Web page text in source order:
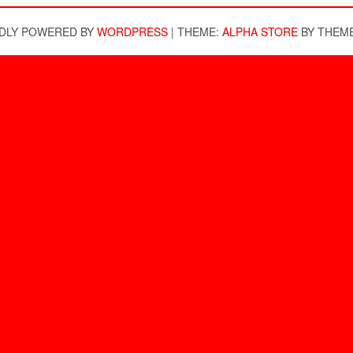
POWERED BY WORDPRESS | THEME: ALPHA STOREBY